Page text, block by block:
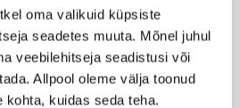
oma valikuid küpsiste
seadetes muuta. Mõnel juhul
veebilehitseja seadistusi või
Allpool oleme välja toonud
kohta, kuidas seda teha.
PIXI
Y särapuuder
19,40 €